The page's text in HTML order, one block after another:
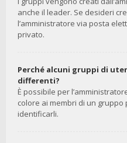
anche il leader. Se desideri
l’amministratore via posta
privato.
Perché alcuni gruppi di
differenti?
È possibile per
colore ai membri di un
identificarli.